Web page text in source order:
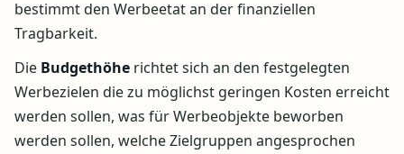
bestimmt den Werbeetat an der finanziellen
Tragbarkeit.
Die Budgethöhe richtet sich an den festgelegten
Werbezielen die zu möglichst geringen Kosten erreicht
werden sollen, was für Werbeobjekte beworben
werden sollen, welche Zielgruppen angesprochen